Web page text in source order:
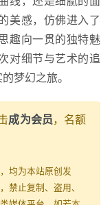
美感，仿佛进入了
趣向一贯的独特魅
对细节与艺术的追
梦幻之旅。
成为会员，名额
均为本站原创发
禁止复制、盗用、